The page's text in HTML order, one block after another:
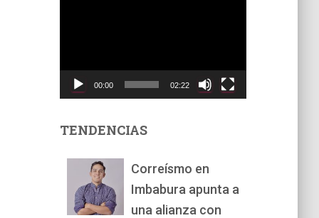
t
00:00 02:22
TENDENCIAS
Correísmo en
Imbabura apunta a
una alianza con